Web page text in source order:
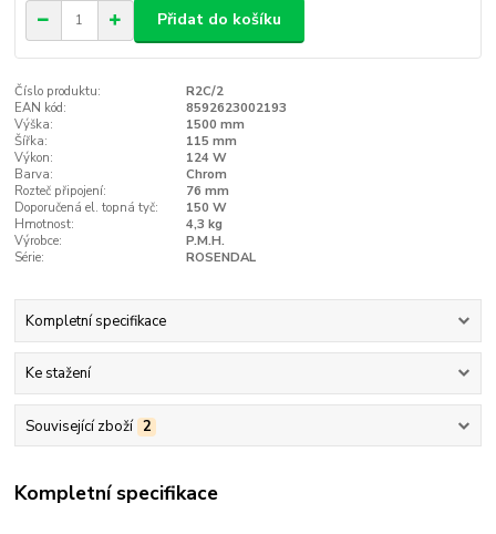
Přidat do košíku
Číslo produktu:
R2C/2
EAN kód:
8592623002193
Výška:
1500 mm
Šířka:
115 mm
Výkon:
124 W
Barva:
Chrom
Rozteč připojení:
76 mm
Doporučená el. topná tyč:
150 W
Hmotnost:
4,3 kg
Výrobce:
P.M.H.
Série:
ROSENDAL
Kompletní specifikace
Ke stažení
Související zboží 2
Kompletní specifikace